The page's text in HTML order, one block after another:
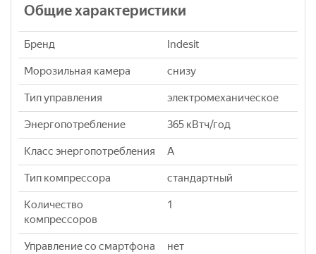
Общие характеристики
Бренд Indesit
Морозильная камера снизу
Тип управления электромеханическое
Энергопотребление 365 кВтч/год
Класс энергопотребления A
Тип компрессора стандартный
Количество
компрессоров
1
Управление со смартфона нет